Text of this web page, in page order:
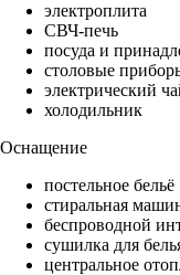
электроплита
СВЧ-печь
посуда и
столовые
электрический
холодильник
Оснащение
постельное бельё
стиральная
беспроводной
сушилка для
центральное